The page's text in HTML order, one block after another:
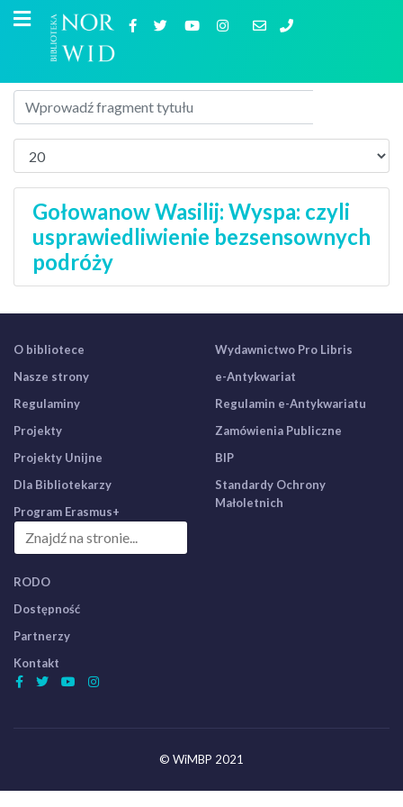
Gołowanow Wasilij: Wyspa: czyli
usprawiedliwienie bezsensownych
podróży
O bibliotece
Nasze strony
Regulaminy
Projekty
Projekty Unijne
Dla Bibliotekarzy
Program Erasmus+
Wydawnictwo Pro Libris
e-Antykwariat
Regulamin e-Antykwariatu
Zamówienia Publiczne
BIP
Standardy Ochrony
Małoletnich
RODO
Dostępność
Partnerzy
Kontakt
© WiMBP 2021